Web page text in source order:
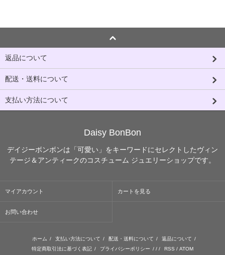
返品について
配送・送料について
支払い方法について
Daisy BonBon
デイジーボンボンは「可愛い」をキーワードにセレクトしたヴィン
テージ＆アンティークのコスチューム ジュエリーショップです。
マイアカウント カートを見る
お問い合わせ
ホーム / 支払い方法について / 配送・送料について / 返品について /
特定商取引法に基づく表記 / プライバシーポリシー / / / RSS / ATOM